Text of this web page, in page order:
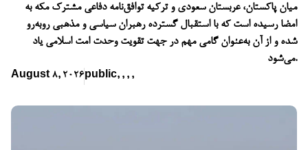
میان پاکستان، عربستان سعودی و ترکیه توافق‌نامه دفاعی مشترک مکه به
امضا رسیده است که با استقبال گسترده رهبران سیاسی و مذهبی روبه‌رو
شده و از آن به‌عنوان گامی مهم در جهت تقویت وحدت امت اسلامی یاد
می‌شود.
August 8, 2026 public, , , ,